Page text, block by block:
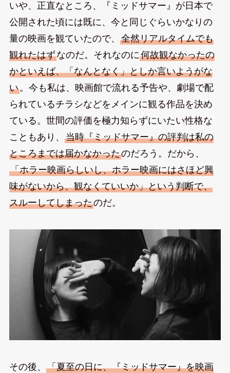
いや、正直なところ、『ミッドサマー』が日本で
公開された頃には既に、今と同じぐらいかなりの
量の映画を観ていたので、 全然リアルタイムでも
観れたはずなのだ。それなのに何故観なかったの
かといえば、「なんとなく」としか言いようがな
い。今も私は、映画館で流れる予告や、劇場で配
られているチラシなどをメインに観る作品を決め
ている。世間の評価を極力知らずにいたい性格な
こともあり、 当時『ミッドサマー』の評判は私の
ところまでは届かなかったのだろう。だから、
「ホラー映画らしいし、ホラー映画にはさほど興
味がないから、観なくていいか」という判断で、
スルーしてしまったのだ。
その後、 「夏至の日に、『ミッドサマー』を映画